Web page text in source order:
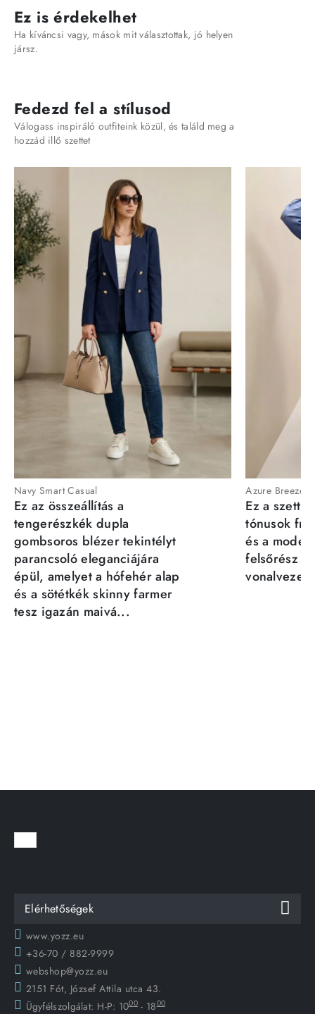
Ez is érdekelhet
Ha kíváncsi vagy, mások mit választottak, jó helyen
jársz.
Fedezd fel a stílusod
Válogass inspiráló outfiteink közül, és találd meg a
hozzád illő szettet
Navy Smart Casual
Ez az összeállítás a
tengerészkék dupla
gombsoros blézer tekintélyt
parancsoló eleganciájára
épül, amelyet a hófehér alap
és a sötétkék skinny farmer
tesz igazán maivá...
Azure Breeze
Ez a szett
tónusok
és a
felsőrész
Elérhetőségek
www.yozz.eu
+36-70 / 882-9999
webshop@yozz.eu
2151 Fót, József Attila utca 43.
Ügyfélszolgálat: H-P: 1000 - 1800